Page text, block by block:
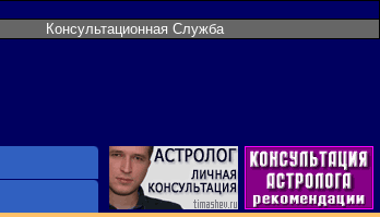
Консультационная Служба